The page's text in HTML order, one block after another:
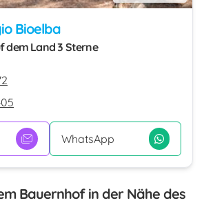
Bioelba
dem Land 3 Sterne
WhatsApp
Bauernhof in der Nähe des